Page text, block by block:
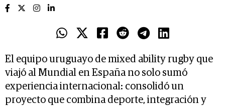
El equipo uruguayo de mixed ability rugby que
viajó al Mundial en España no solo sumó
experiencia internacional: consolidó un
proyecto que combina deporte, integración y